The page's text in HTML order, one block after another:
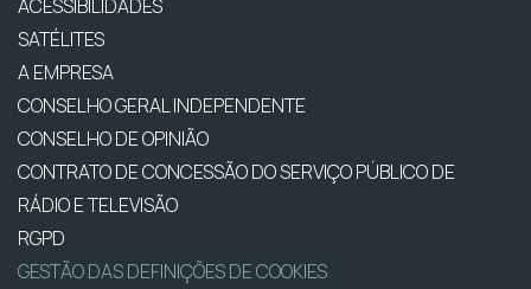
ACESSIBILIDADES
SATÉLITES
A EMPRESA
CONSELHO GERAL INDEPENDENTE
CONSELHO DE OPINIÃO
CONTRATO DE CONCESSÃO DO SERVIÇO PÚBLICO DE
RÁDIO E TELEVISÃO
RGPD
GESTÃO DAS DEFINIÇÕES DE COOKIES